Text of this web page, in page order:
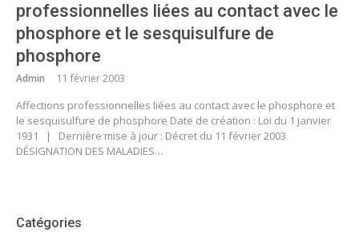
professionnelles liées au contact avec le
phosphore et le sesquisulfure de
phosphore
Admin 11 février 2003
Affections professionnelles liées au contact avec le phosphore et
le sesquisulfure de phosphore Date de création : Loi du 1 janvier
1931 | Dernière mise à jour : Décret du 11 février 2003
DÉSIGNATION DES MALADIES…
Catégories